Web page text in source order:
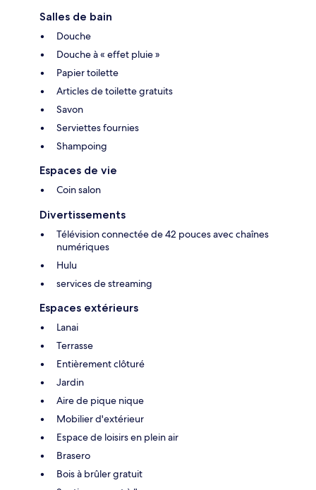
Salles de bain
Douche
Douche à « effet pluie »
Papier toilette
Articles de toilette gratuits
Savon
Serviettes fournies
Shampoing
Espaces de vie
Coin salon
Divertissements
Télévision connectée de 42 pouces avec chaînes
numériques
Hulu
services de streaming
Espaces extérieurs
Lanai
Terrasse
Entièrement clôturé
Jardin
Aire de pique nique
Mobilier d'extérieur
Espace de loisirs en plein air
Brasero
Bois à brûler gratuit